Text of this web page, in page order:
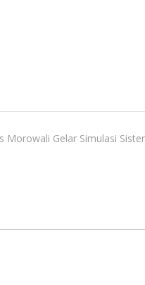
Morowali Gelar Simulasi